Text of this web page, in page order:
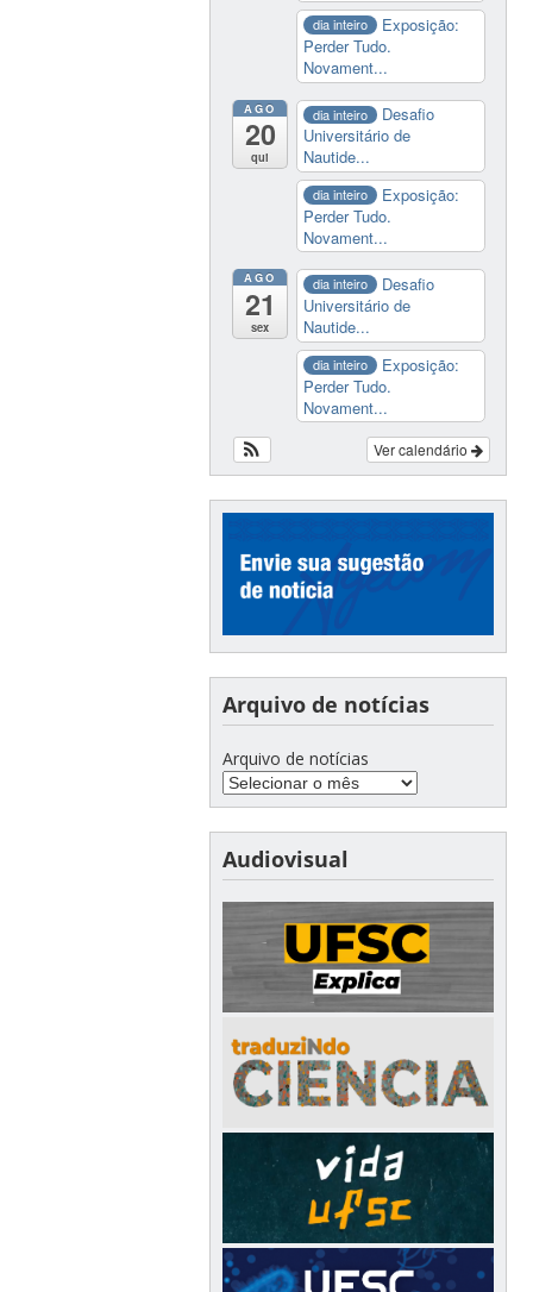
dia inteiro
Exposição:
Perder Tudo.
Novament...
AGO
20
qui
dia inteiro
Desafio
Universitário de
Nautide...
dia inteiro
Exposição:
Perder Tudo.
Novament...
AGO
21
sex
dia inteiro
Desafio
Universitário de
Nautide...
dia inteiro
Exposição:
Perder Tudo.
Novament...
Ver calendário
Arquivo de notícias
Arquivo de notícias
Audiovisual